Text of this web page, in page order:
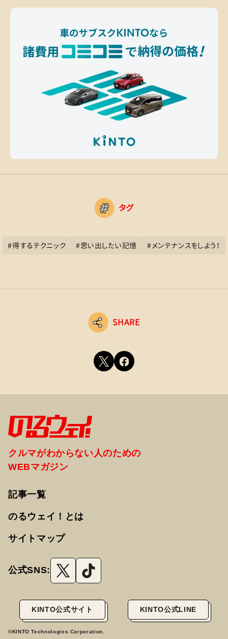
タグ
#得するテクニック #思い出したい記憶 #メンテナンスをしよう！
SHARE
クルマがわからない人のための
WEBマガジン
記事一覧
のるウェイ！とは
サイトマップ
公式SNS:
KINTO公式サイト KINTO公式LINE
©KINTO Technologies Corporation.